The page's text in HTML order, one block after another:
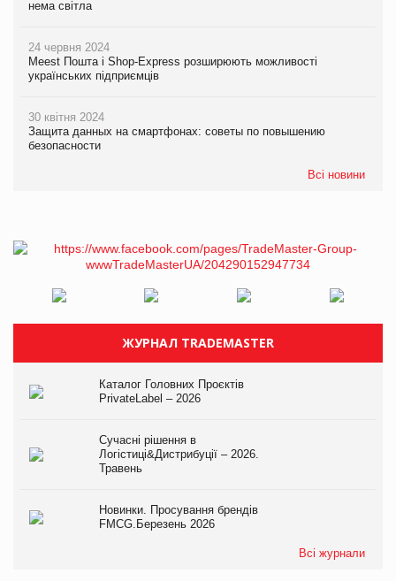
нема світла
24 червня 2024
Meest Пошта і Shop-Express розширюють можливості
українських підприємців
30 квітня 2024
Защита данных на смартфонах: советы по повышению
безопасности
Всі новини
ЖУРНАЛ TRADEMASTER
Каталог Головних Проєктів
PrivateLabel – 2026
Сучасні рішення в
Логістиці&Дистрибуції – 2026.
Травень
Новинки. Просування брендів
FMCG.Березень 2026
Всі журнали